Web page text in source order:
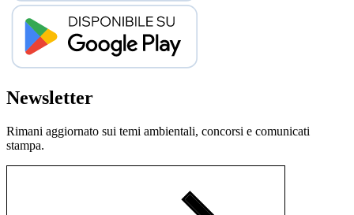
Newsletter
Rimani aggiornato sui temi ambientali, concorsi e comunicati
stampa.